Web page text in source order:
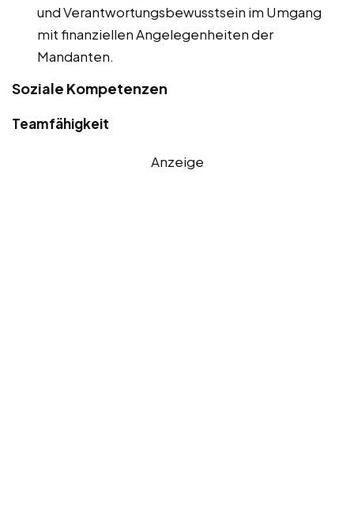
und Verantwortungsbewusstsein im Umgang
mit finanziellen Angelegenheiten der
Mandanten.
Soziale Kompetenzen
Teamfähigkeit
Anzeige